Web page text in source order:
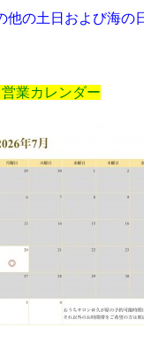
他の土日および海の
業カレンダー